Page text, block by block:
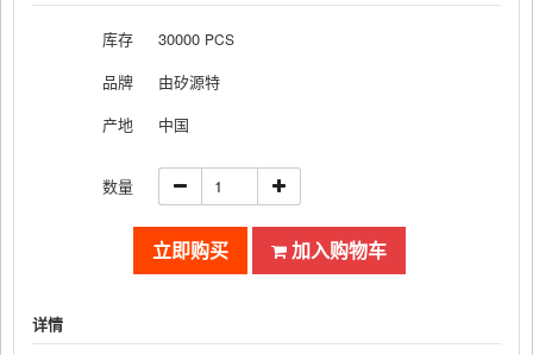
库存 30000 PCS
品牌
由矽源特
产地
中国
数量
立即购买 加入购物车
详情